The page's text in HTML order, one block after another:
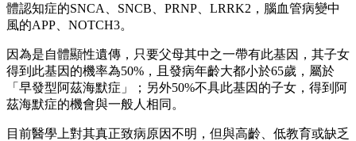
體認知症的SNCA、SNCB、PRNP、LRRK2，腦血管病變中
風的APP、NOTCH3。
因為是自體顯性遺傳，只要父母其中之一帶有此基因，其子女
得到此基因的機率為50%，且發病年齡大都小於65歲，屬於
「早發型阿茲海默症」；另外50%不具此基因的子女，得到阿
茲海默症的機會與一般人相同。
目前醫學上對其真正致病原因不明，但與高齡、低教育或缺乏